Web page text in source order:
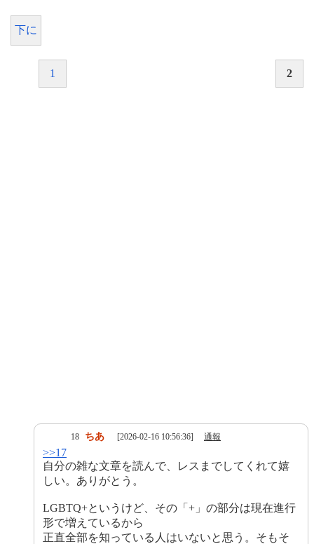
下に
1 2
18 ちあ [2026-02-16 10:56:36] 通報
>>17
自分の雑な文章を読んで、レスまでしてくれて嬉
しい。ありがとう。
LGBTQ+というけど、その「+」の部分は現在進行
形で増えているから
正直全部を知っている人はいないと思う。そもそ